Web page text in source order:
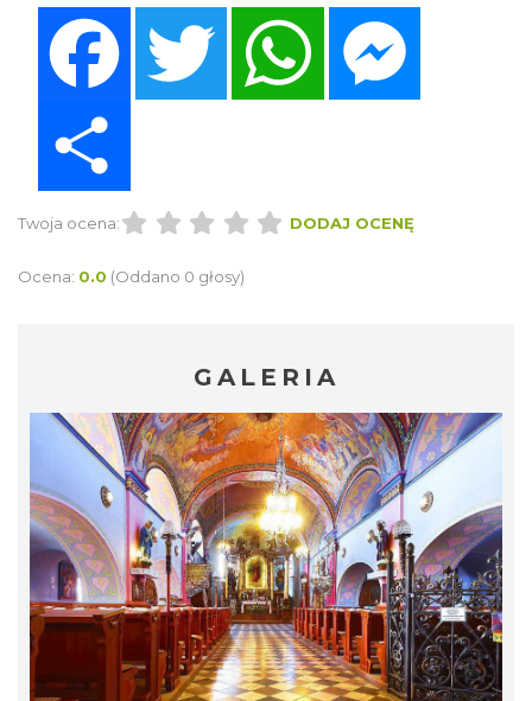
Twitter WhatsApp
Twoja ocena: DODAJ OCENĘ
Ocena: 0.0 (Oddano 0 głosy)
GALERIA